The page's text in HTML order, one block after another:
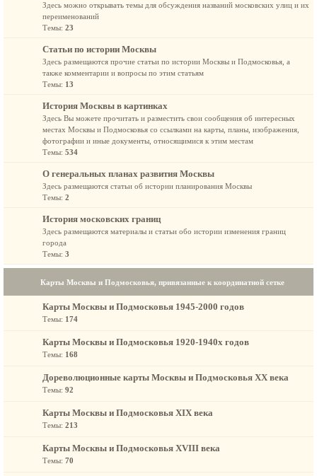
Здесь можно открывать темы для обсуждения названий московских улиц и их
переименований
Темы: 23
Статьи по истории Москвы
Здесь размещаются прочие статьи по истории Москвы и Подмосковья, а
также комментарии и вопросы по этим статьям
Темы: 13
История Москвы в картинках
Здесь Вы можете прочитать и разместить свои сообщения об интересных
местах Москвы и Подмосковья со ссылками на карты, планы, изображения,
фотографии и иные документы, относящимися к этим местам
Темы: 534
О генеральных планах развития Москвы
Здесь размещаются статьи об истории планирования Москвы
Темы: 2
История московских границ
Здесь размещаются материалы и статьи обо истории изменения границ
города
Темы: 3
Карты Москвы и Подмосковья, привязанные к координатной сетке
Карты Москвы и Подмосковья 1945-2000 годов
Темы: 174
Карты Москвы и Подмосковья 1920-1940х годов
Темы: 168
Дореволюционные карты Москвы и Подмосковья XX века
Темы: 92
Карты Москвы и Подмосковья XIX века
Темы: 213
Карты Москвы и Подмосковья XVIII века
Темы: 70